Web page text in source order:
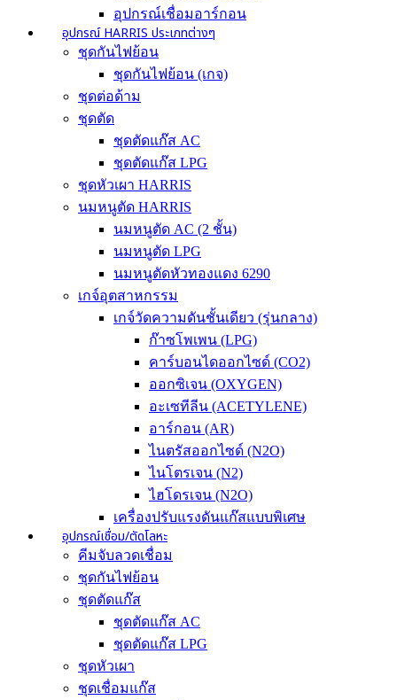
อุปกรณ์เชื่อมอาร์กอน
อุปกรณ์ HARRIS ประเภทต่างๆ
ชุดกันไฟย้อน
ชุดกันไฟย้อน (เกจ)
ชุดต่อด้าม
ชุดตัด
ชุดตัดแก๊ส AC
ชุดตัดแก๊ส LPG
ชุดหัวเผา HARRIS
นมหนูตัด HARRIS
นมหนูตัด AC (2 ชั้น)
นมหนูตัด LPG
นมหนูตัดหัวทองแดง 6290
เกจ์อุตสาหกรรม
เกจ์วัดความดันชั้นเดียว (รุ่นกลาง)
ก๊าซโพเพน (LPG)
คาร์บอนไดออกไซด์ (CO2)
ออกซิเจน (OXYGEN)
อะเซทีลีน (ACETYLENE)
อาร์กอน (AR)
ไนตรัสออกไซด์ (N2O)
ไนโตรเจน (N2)
ไฮโดรเจน (N2O)
เครื่องปรับแรงดันแก๊สแบบพิเศษ
อุปกรณ์เชื่อม/ตัดโลหะ
คีมจับลวดเชื่อม
ชุดกันไฟย้อน
ชุดตัดแก๊ส
ชุดตัดแก๊ส AC
ชุดตัดแก๊ส LPG
ชุดหัวเผา
ชุดเชื่อมแก๊ส